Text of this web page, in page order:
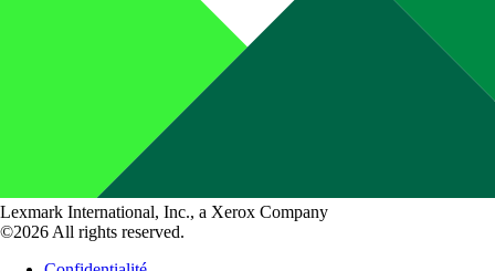
Lexmark International, Inc., a Xerox Company
©2026 All rights reserved.